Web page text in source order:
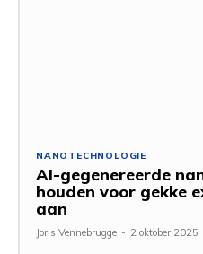
NANOTECHNOLOGIE
AI-gegenereerde
houden voor gekke
aan
Joris Vennebrugge - 2 oktober 2025